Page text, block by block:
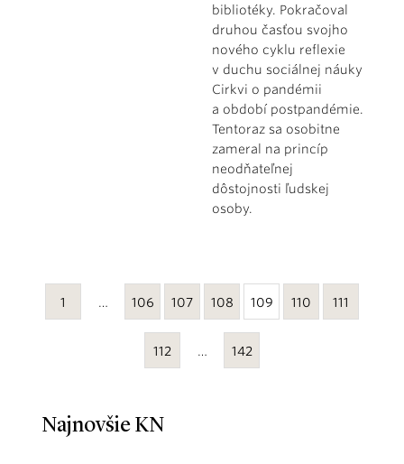
bibliotéky. Pokračoval
druhou časťou svojho
nového cyklu reflexie
v duchu sociálnej náuky
Cirkvi o pandémii
a období postpandémie.
Tentoraz sa osobitne
zameral na princíp
neodňateľnej
dôstojnosti ľudskej
osoby.
1 … 106 107 108 109 110 111
112 … 142
Najnovšie KN